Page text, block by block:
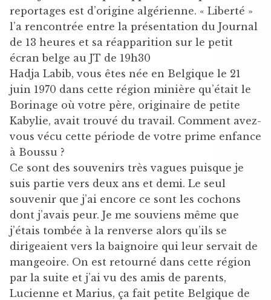
reportages est d’origine algérienne. « Liberté »
l’a rencontrée entre la présentation du Journal
de 13 heures et sa réapparition sur le petit
écran belge au JT de 19h30
Hadja Labib, vous êtes née en Belgique le 21
juin 1970 dans cette région minière qu’était le
Borinage où votre père, originaire de petite
Kabylie, avait trouvé du travail. Comment avez-
vous vécu cette période de votre prime enfance
à Boussu ?
Ce sont des souvenirs très vagues puisque je
suis partie vers deux ans et demi. Le seul
souvenir que j’ai encore ce sont les cochons
dont j’avais peur. Je me souviens même que
j’étais tombée à la renverse alors qu’ils se
dirigeaient vers la baignoire qui leur servait de
mangeoire. On est retourné dans cette région
par la suite et j’ai vu des amis de parents,
Lucienne et Marius, ça fait petite Belgique de